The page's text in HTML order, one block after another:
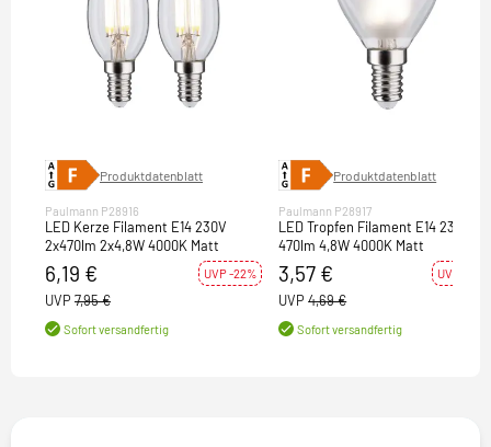
Produktdatenblatt
Paulmann P28916
LED Kerze Filament E14 230V
2x470lm 2x4,8W 4000K Matt
6,19 € UVP -22%
UVP 7,95 €
Sofort versandfertig
Produktdatenblatt
Paulmann P28917
LED Tropfen Filament E14 230V
470lm 4,8W 4000K Matt
3,57 € UVP -24%
UVP 4,69 €
Sofort versandfertig